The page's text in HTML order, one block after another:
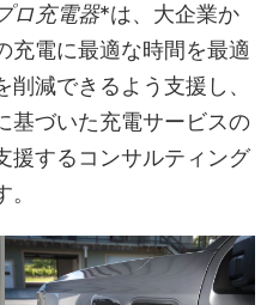
ロ充電器*は、大企業か
充電に最適な時間を最適
減できるよう支援し、
基づいた充電サービスの
援するコンサルティング